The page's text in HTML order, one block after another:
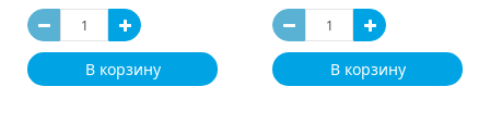
В корзину В корзину